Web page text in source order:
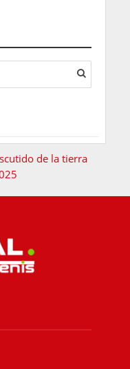
de la tierra